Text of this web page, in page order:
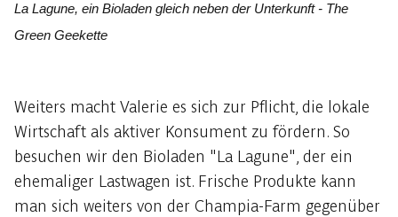
La Lagune, ein Bioladen gleich neben der Unterkunft - The
Green Geekette
Weiters macht Valerie es sich zur Pflicht, die lokale
Wirtschaft als aktiver Konsument zu fördern. So
besuchen wir den Bioladen "La Lagune", der ein
ehemaliger Lastwagen ist. Frische Produkte kann
man sich weiters von der Champia-Farm gegenüber